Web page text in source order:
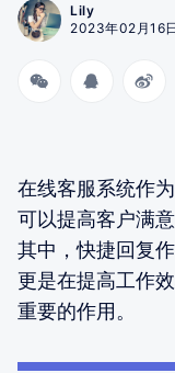
Lily
2023年02月16日
在线客服系统作
可以提高客户满
其中，快捷回复
更是在提高工作
重要的作用。